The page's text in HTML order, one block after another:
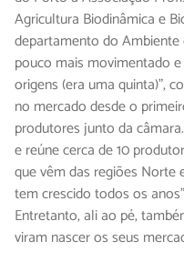
Agricultura Biodinâmica e
departamento do
pouco mais movimentado
origens (era uma quinta)”,
no mercado desde o
produtores junto da
e reúne cerca de 10
que vêm das regiões Norte
tem crescido todos os
Entretanto, ali ao pé,
viram nascer os seus